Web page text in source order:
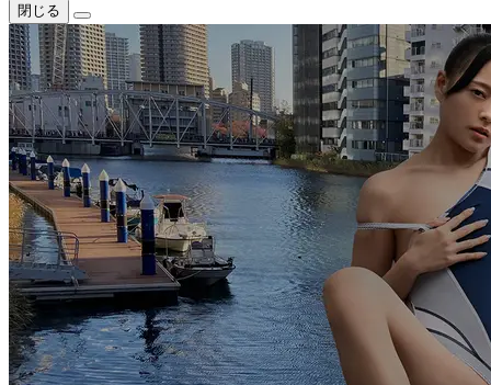
閉じる